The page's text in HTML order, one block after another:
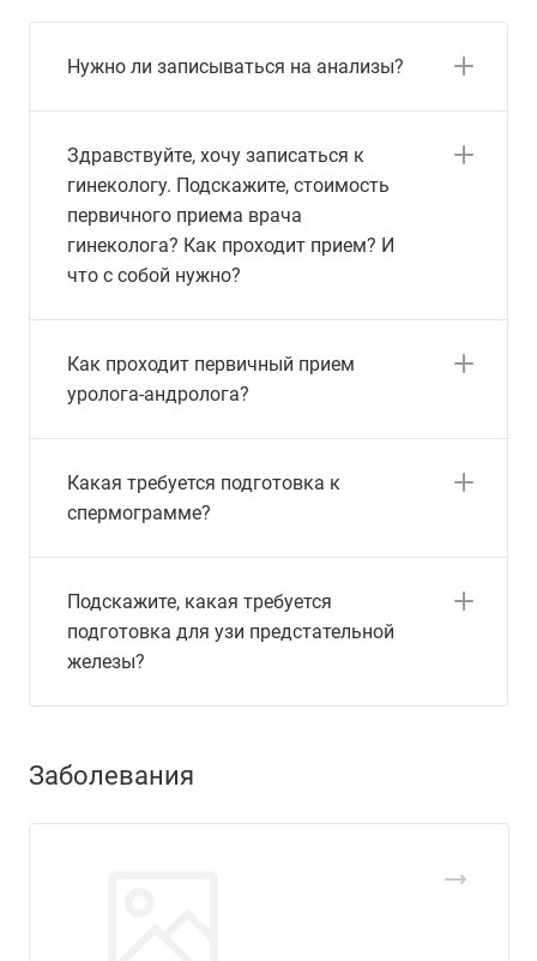
Нужно ли записываться на анализы?
Здравствуйте, хочу записаться к
гинекологу. Подскажите, стоимость
первичного приема врача
гинеколога? Как проходит прием? И
что с собой нужно?
Как проходит первичный прием
уролога-андролога?
Какая требуется подготовка к
спермограмме?
Подскажите, какая требуется
подготовка для узи предстательной
железы?
Заболевания